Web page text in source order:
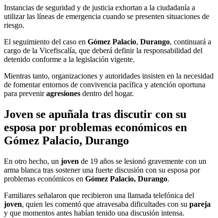
Instancias de seguridad y de justicia exhortan a la ciudadanía a
utilizar las líneas de emergencia cuando se presenten situaciones de
riesgo.
El seguimiento del caso en Gómez Palacio, Durango, continuará a
cargo de la Vicefiscalía, que deberá definir la responsabilidad del
detenido conforme a la legislación vigente.
Mientras tanto, organizaciones y autoridades insisten en la necesidad
de fomentar entornos de convivencia pacífica y atención oportuna
para preveniragresiones dentro del hogar.
Joven se apuñala tras discutir con su
esposa por problemas económicos en
Gómez Palacio, Durango
En otro hecho, un joven de 19 años se lesionó gravemente con un
arma blanca tras sostener una fuerte discusión con su esposa por
problemas económicos en Gómez Palacio, Durango.
Familiares señalaron que recibieron una llamada telefónica del
joven, quien les comentó que atravesaba dificultades con su pareja
y que momentos antes habían tenido una discusión intensa.